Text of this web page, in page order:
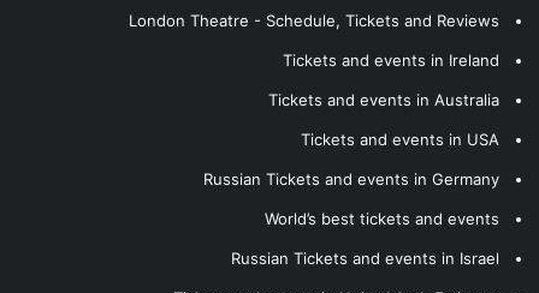
London Theatre - Schedule, Tickets and Reviews
Tickets and events in Ireland
Tickets and events in Australia
Tickets and events in USA
Russian Tickets and events in Germany
World’s best tickets and events
Russian Tickets and events in Israel